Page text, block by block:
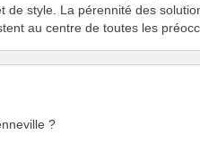
de style. La pérennité des
au centre de toutes les
?